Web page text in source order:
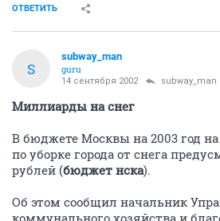
ОТВЕТИТЬ
S
subway_man
guru
14 сентября 2002 subway_man
Миллиарды на снег
В бюджете Москвы на 2003 год на
по уборке города от снега
рублей (бюджет нска).
Об этом сообщил начальник
коммунального хозяйства и